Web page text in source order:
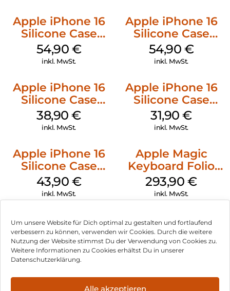
Um unsere Website für Dich optimal zu gestalten und fortlaufend
verbessern zu können, verwenden wir Cookies. Durch die weitere
Nutzung der Website stimmst Du der Verwendung von Cookies zu.
Weitere Informationen zu Cookies erhältst Du in unserer
Datenschutzerklärung.
Alle akzeptieren
Apple iPhone 16
Silicone Case
MagSafe Black
54,90 €
inkl. MwSt.
Apple iPhone 16
Silicone Case
MagSafe Lake
Green
54,90 €
inkl. MwSt.
Apple iPhone 16
Silicone Case
MagSafe
Ultramarine
38,90€
inkl. MwSt.
Apple iPhone 16
Silicone Case
MagSafe Fuchsia
31,90€
inkl. MwSt.
Apple iPhone 16
Silicone Case
MagSafe Plum
43,90 €
inkl. MwSt.
Apple Magic
Keyboard Folio
iPad 10.9″ (10.Gen.)
Weiß
293,90€
inkl. MwSt.
Impressum